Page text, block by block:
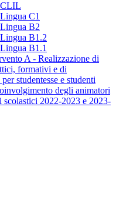
C1
B2
B1.2
B1.1
A - Realizzazione di
formativi e di
studentesse e studenti
degli animatori
2022-2023 e 2023-